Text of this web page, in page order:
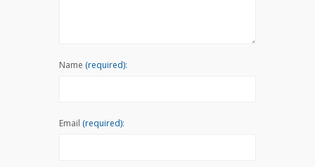
Name (required):
Email (required):